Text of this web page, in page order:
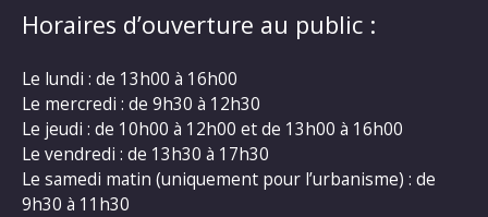
Horaires d’ouverture au public :
Le lundi : de 13h00 à 16h00
Le mercredi : de 9h30 à 12h30
Le jeudi : de 10h00 à 12h00 et de 13h00 à 16h00
Le vendredi : de 13h30 à 17h30
Le samedi matin (uniquement pour l’urbanisme) : de
9h30 à 11h30